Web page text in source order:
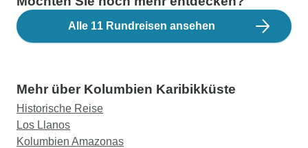
Alle 11 Rundreisen ansehen
Mehr über Kolumbien Karibikküste
Historische Reise
Los Llanos
Kolumbien Amazonas